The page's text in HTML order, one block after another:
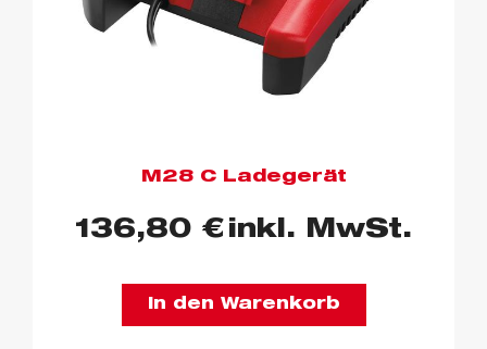
M28 C Ladegerät
136,80 € inkl. MwSt.
In den Warenkorb